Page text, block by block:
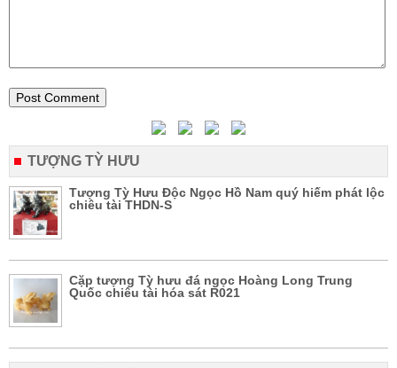
TƯỢNG TỲ HƯU
Tượng Tỳ Hưu Độc Ngọc Hồ Nam quý hiếm phát lộc
chiêu tài THDN-S
Cặp tượng Tỳ hưu đá ngọc Hoàng Long Trung
Quốc chiêu tài hóa sát R021